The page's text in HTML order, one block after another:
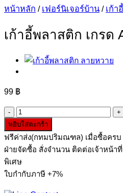
หน้าหลัก / เฟอร์นิเจอร์บ้าน / เก้าอี้
เก้าอี้พลาสติก เกรด
99 ฿
จำนวน
เก้าอี้
พลาสติก
เกรด
A
ชิ้น
หยิบใส่ตะกร้า
ฟรีค่าส่ง(กทมปริมณฑล) เมื่อซื้อครบ
ฝ่ายจัดซื้อ สั่งจำนวน ติดต่อเจ้าหน้า
พิเศษ
ใบกำกับภาษี +7%